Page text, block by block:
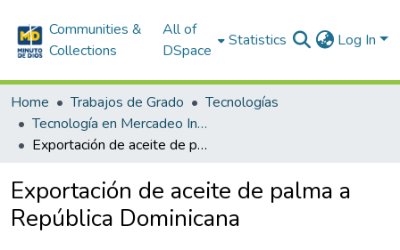
Communities &
Collections
All of
DSpace
Statistics Log In
Home Trabajos de Grado
Tecnologías
Tecnología en Mercadeo Internacional
Exportación de aceite de palma a República Dominicana
Exportación de aceite de palma a
República Dominicana